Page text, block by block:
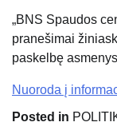
„BNS Spaudos
pranešimai
paskelbę
Nuoroda į
Posted in